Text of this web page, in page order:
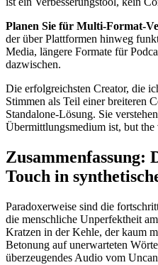
Planen Sie für Multi-Format-
der über Plattformen hinweg
Media, längere Formate für
dazwischen.
Die erfolgreichsten Creator, die
Stimmen als Teil einer breiteren
Standalone-Lösung. Sie
Übermittlungsmedium ist, but
Zusammenfassung:
Touch in
Paradoxerweise sind die
die menschliche Unperfektheit
Kratzen in der Kehle, der kaum
Betonung auf unerwarteten
überzeugendes Audio vom